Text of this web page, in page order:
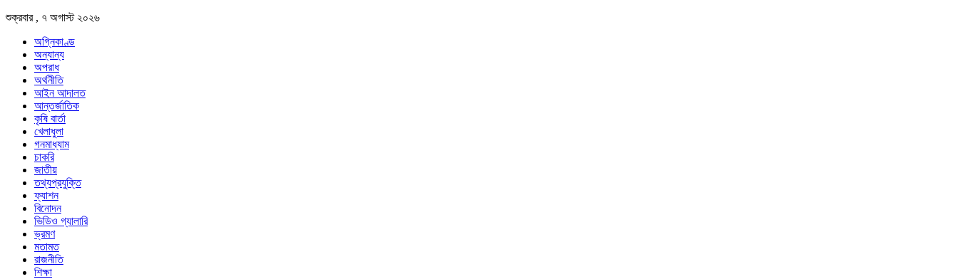
শুক্রবার , ৭ অগাস্ট ২০২৬
অগ্নিকাণ্ড
অন্যান্য
অপরাধ
অর্থনীতি
আইন আদালত
আন্তর্জাতিক
কৃষি বার্তা
খেলাধুলা
গনমাধ্যাম
চাকরি
জাতীয়
তথ্যপ্রযুক্তি
ফ্যাশন
বিনোদন
ভিডিও গ্যালারি
ভ্রমণ
মতামত
রাজনীতি
শিক্ষা